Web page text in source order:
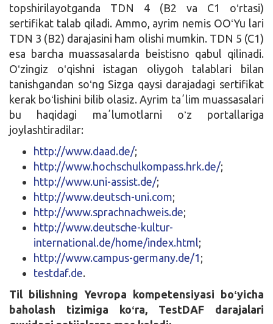
topshirilayotganda TDN 4 (B2 va C1 oʻrtasi)
sertifikat talab qiladi. Ammo, ayrim nemis OOʻYu lari
TDN 3 (B2) darajasini ham olishi mumkin. TDN 5 (C1)
esa barcha muassasalarda beistisno qabul qilinadi.
Oʻzingiz oʻqishni istagan oliygoh talablari bilan
tanishgandan soʻng Sizga qaysi darajadagi sertifikat
kerak boʻlishini bilib olasiz. Ayrim taʼlim muassasalari
bu haqidagi maʼlumotlarni oʻz portallariga
joylashtiradilar:
http://www.daad.de/;
http://www.hochschulkompass.hrk.de/;
http://www.uni-assist.de/;
http://www.deutsch-uni.com;
http://www.sprachnachweis.de;
http://www.deutsche-kultur-
international.de/home/index.html;
http://www.campus-germany.de/1 ;
testdaf.de.
Til bilishning Yevropa kompetensiyasi boʻyicha
baholash tizimiga koʻra, TestDAF darajalari